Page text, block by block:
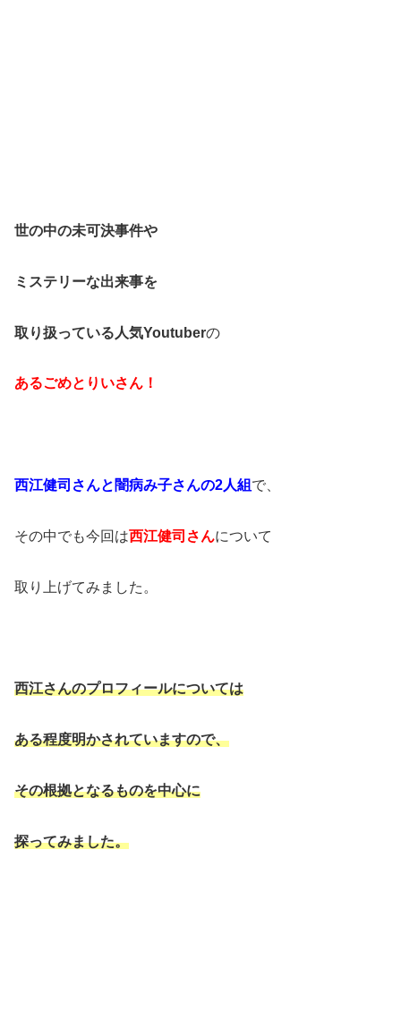
世の中の未可決事件や
ミステリーな出来事を
取り扱っている人気Youtuberの
あるごめとりいさん！
西江健司さんと闇病み子さんの2人組 で、
その中でも今回は西江健司さんについて
取り上げてみました。
西江さんのプロフィールについては
ある程度明かされていますので、
その根拠となるものを中心に
探ってみました。